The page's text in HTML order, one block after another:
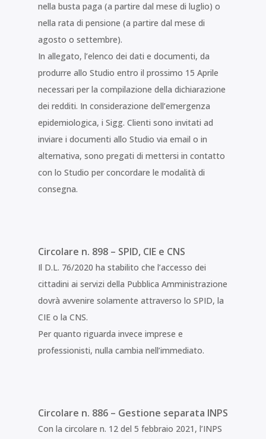
nella busta paga (a partire dal mese di luglio) o
nella rata di pensione (a partire dal mese di
agosto o settembre).
In allegato, l’elenco dei dati e documenti, da
produrre allo Studio entro il prossimo 15 Aprile
necessari per la compilazione della dichiarazione
dei redditi. In considerazione dell’emergenza
epidemiologica, i Sigg. Clienti sono invitati ad
inviare i documenti allo Studio via email o in
alternativa, sono pregati di mettersi in contatto
con lo Studio per concordare le modalità di
consegna.
Circolare n. 898 – SPID, CIE e CNS
Il D.L. 76/2020 ha stabilito che l’accesso dei
cittadini ai servizi della Pubblica Amministrazione
dovrà avvenire solamente attraverso lo SPID, la
CIE o la CNS.
Per quanto riguarda invece imprese e
professionisti, nulla cambia nell’immediato.
Circolare n. 886 – Gestione separata INPS
Con la circolare n. 12 del 5 febbraio 2021, l’INPS